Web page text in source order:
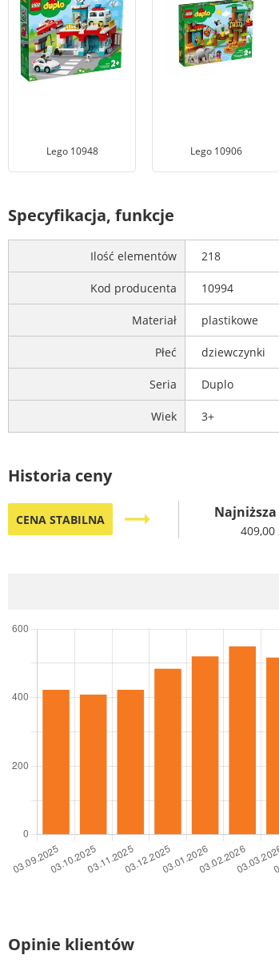
Lego 10948 Lego 10906
Specyfikacja, funkcje
Ilość elementów 218
Kod producenta 10994
Materiał plastikowe
Płeć dziewczynki
Seria Duplo
Wiek 3+
Historia ceny
CENA STABILNA trending_flat Najniższa
409,00
Opinie klientów